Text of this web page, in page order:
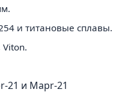
и титановые сплавы.